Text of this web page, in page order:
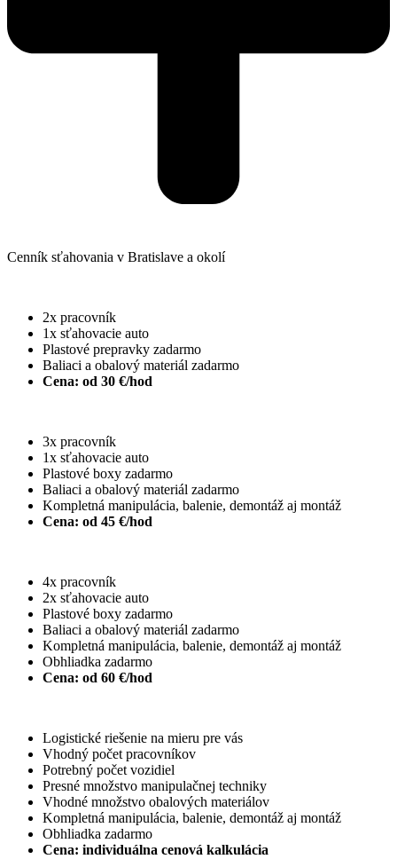
Cenník sťahovania v Bratislave a okolí
2x pracovník
1x sťahovacie auto
Plastové prepravky zadarmo
Baliaci a obalový materiál zadarmo
Cena: od 30 €/hod
3x pracovník
1x sťahovacie auto
Plastové boxy zadarmo
Baliaci a obalový materiál zadarmo
Kompletná manipulácia, balenie, demontáž aj montáž
Cena: od 45 €/hod
4x pracovník
2x sťahovacie auto
Plastové boxy zadarmo
Baliaci a obalový materiál zadarmo
Kompletná manipulácia, balenie, demontáž aj montáž
Obhliadka zadarmo
Cena: od 60 €/hod
Logistické riešenie na mieru pre vás
Vhodný počet pracovníkov
Potrebný počet vozidiel
Presné množstvo manipulačnej techniky
Vhodné množstvo obalových materiálov
Kompletná manipulácia, balenie, demontáž aj montáž
Obhliadka zadarmo
Cena: individuálna cenová kalkulácia